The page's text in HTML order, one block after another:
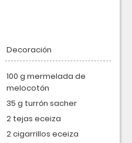
Decoración
100 g mermelada de
melocotón
35 g turrón sacher
2 tejas eceiza
2 cigarrillos eceiza